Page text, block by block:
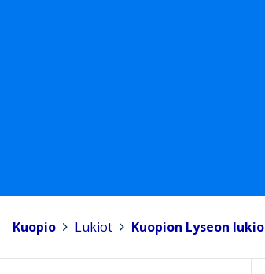
Kuopio Lukiot Kuopion Lyseon lukio